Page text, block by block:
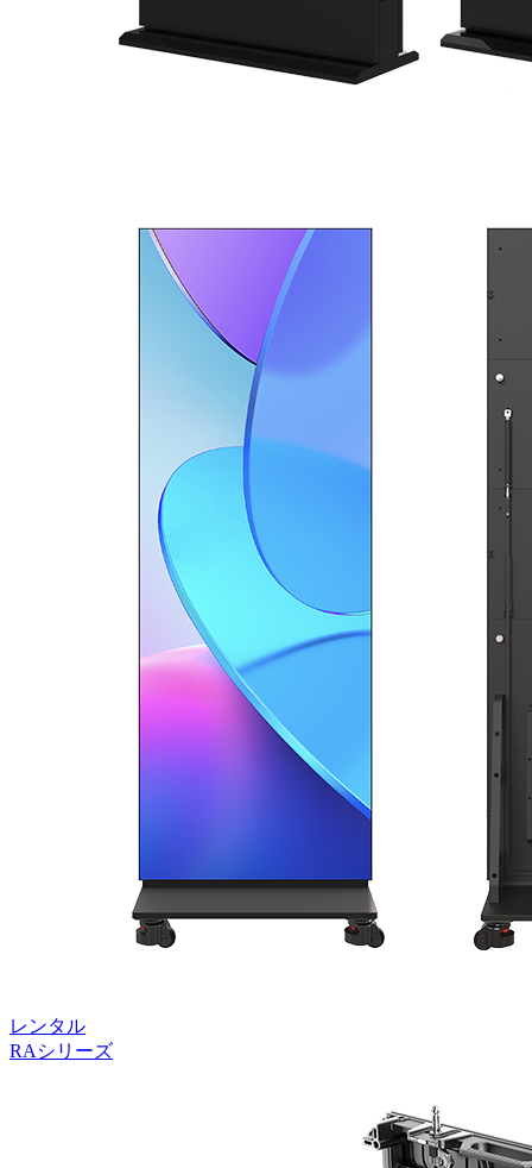
レンタル
RAシリーズ